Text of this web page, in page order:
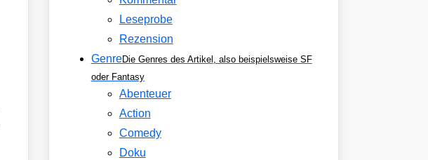
Leseprobe
Rezension
GenreDie Genres des Artikel, also beispielsweise SF
oder Fantasy
Abenteuer
Action
Comedy
Doku